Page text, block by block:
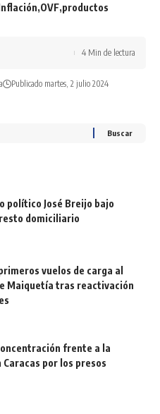
OVF productos
Publicado martes, 2 julio 2024
4 Min de lectura
político José Breijo bajo
domiciliario
vuelos de carga al
Maiquetía tras reactivación
frente a la
por los presos